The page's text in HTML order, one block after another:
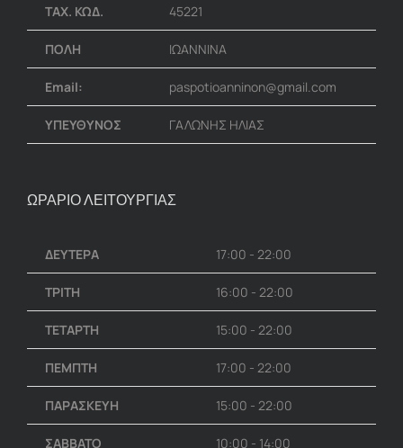
ΤΑΧ. ΚΩΔ. 45221
ΠΟΛΗ ΙΩΑΝΝΙΝΑ
Email: paspotioanninon@gmail.com
ΥΠΕΥΘΥΝΟΣ ΓΑΛΩΝΗΣ ΗΛΙΑΣ
ΩΡΑΡΙΟ ΛΕΙΤΟΥΡΓΙΑΣ
ΔΕΥΤΕΡΑ 17:00 - 22:00
ΤΡΙΤΗ 16:00 - 22:00
ΤΕΤΑΡΤΗ 15:00 - 22:00
ΠΕΜΠΤΗ 17:00 - 22:00
ΠΑΡΑΣΚΕΥΗ 15:00 - 22:00
ΣΑΒΒΑΤΟ 10:00 - 14:00